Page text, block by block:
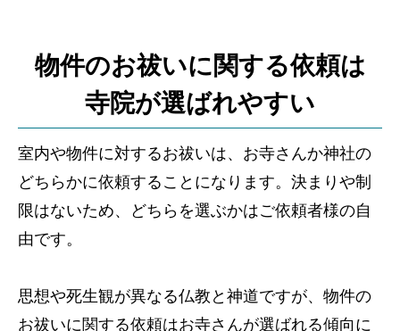
物件のお祓いに関する依頼は
寺院が選ばれやすい
室内や物件に対するお祓いは、お寺さんか神社の
どちらかに依頼することになります。決まりや制
限はないため、どちらを選ぶかはご依頼者様の自
由です。
思想や死生観が異なる仏教と神道ですが、物件の
お祓いに関する依頼はお寺さんが選ばれる傾向に